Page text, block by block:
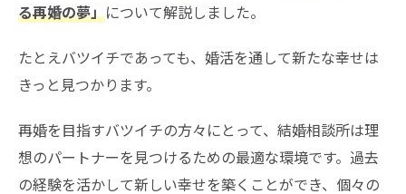
る再婚の夢」について解説しました。
たとえバツイチであっても、婚活を通して新たな幸せは
きっと見つかります。
再婚を目指すバツイチの方々にとって、結婚相談所は理
想のパートナーを見つけるための最適な環境です。過去
の経験を活かして新しい幸せを築くことができ、個々の